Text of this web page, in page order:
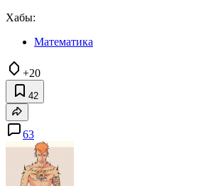
Хабы:
Математика
+20
42
63